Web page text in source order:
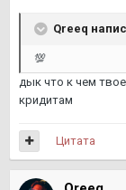
Qreeq
💯
дык что к чем
кридитам
Цитата